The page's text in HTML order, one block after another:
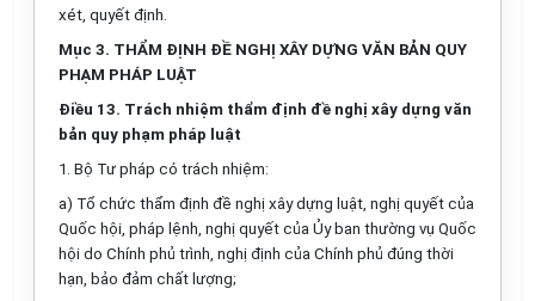
xét, quyết định.
Mục 3. THẨM ĐỊNH ĐỀ NGHỊ XÂY DỰNG VĂN BẢN QUY
PHẠM PHÁP LUẬT
Điều 13. Trách nhiệm thẩm định đề nghị xây dựng văn
bản quy phạm pháp luật
1. Bộ Tư pháp có trách nhiệm:
a) Tổ chức thẩm định đề nghị xây dựng luật, nghị quyết của
Quốc hội, pháp lệnh, nghị quyết của Ủy ban thường vụ Quốc
hội do Chính phủ trình, nghị định của Chính phủ đúng thời
hạn, bảo đảm chất lượng;